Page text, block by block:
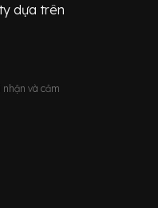
dựa trên
và cảm